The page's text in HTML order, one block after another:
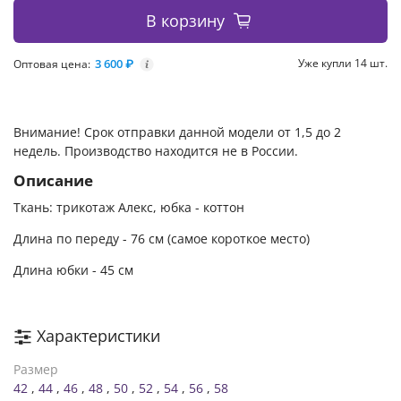
В корзину
Оптовая цена: 3 600 ₽ i Уже купли 14 шт.
Внимание! Срок отправки данной модели от 1,5 до 2
недель. Производство находится не в России.
Описание
Ткань: трикотаж Алекс, юбка - коттон
Длина по переду - 76 см (самое короткое место)
Длина юбки - 45 см
Характеристики
Размер
42 , 44 , 46 , 48 , 50 , 52 , 54 , 56 , 58